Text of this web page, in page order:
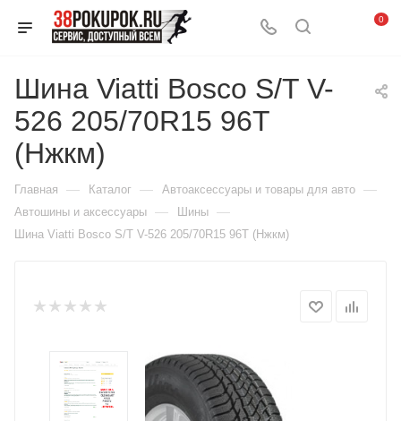
0
Шина Viatti Bosco S/T V-
526 205/70R15 96T
(Нжкм)
Главная — Каталог — Автоаксессуары и товары для авто —
Автошины и аксессуары — Шины —
Шина Viatti Bosco S/T V-526 205/70R15 96T (Нжкм)